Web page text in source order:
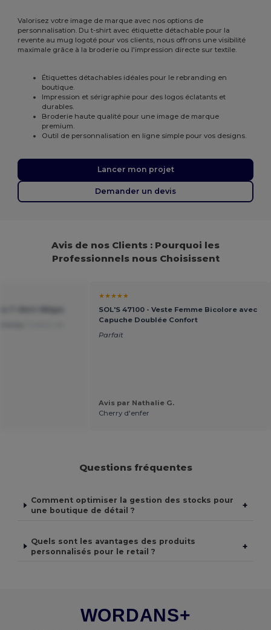
Valorisez votre image de marque avec nos options de
personnalisation. Du t-shirt avec étiquette détachable pour la
revente au mug logoté pour vos clients, nous offrons une visibilité
maximale grâce à la broderie ou l'impression directe sur textile.
Étiquettes détachables idéales pour le rebranding en
boutique.
Impression et sérigraphie pour des logos éclatants et
durables.
Broderie haute qualité pour une image de marque
premium.
Outil de personnalisation en ligne simple pour vos designs.
Lancer mon projet
Demander un devis
Avis de nos Clients : Pourquoi les
Professionnels nous Choisissent
★★★★★
SOL'S 47100 - Veste Femme Bicolore avec
Capuche Doublée Confort
Parfait
Avis par Nathalie G.
Cherry d'enfer
Questions fréquentes
Comment optimiser la gestion des stocks pour
une boutique de détail ?
+
Quels sont les avantages des produits
personnalisés pour le retail ?
+
WORDANS+